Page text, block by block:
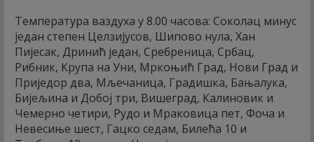
Температура ваздуха у 8.00 часова: Соколац минус
један степен Целзијусов, Шипово нула, Хан
Пијесак, Дринић један, Сребреница, Србац,
Рибник, Крупа на Уни, Мркоњић Град, Нови Град и
Приједор два, Мљечаница, Градишка, Бањалука,
Бијељина и Добој три, Вишеград, Калиновик и
Чемерно четири, Рудо и Мраковица пет, Фоча и
Невесиње шест, Гацко седам, Билећа 10 и